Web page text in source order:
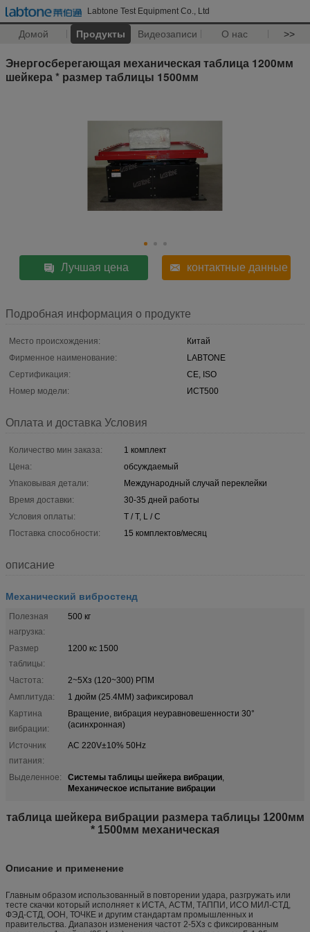
Labtone Test Equipment Co., Ltd
Домой Продукты Видеозаписи О нас >>
Энергосберегающая механическая таблица 1200мм
шейкера * размер таблицы 1500мм
Лучшая цена контактные данные
Подробная информация о продукте
Место происхождения:
Китай
Фирменное наименование:
LABTONE
Сертификация:
CE, ISO
Номер модели:
ИСТ500
Оплата и доставка Условия
Количество мин заказа:
1 комплект
Цена:
обсуждаемый
Упаковывая детали:
Международный случай переклейки
Время доставки:
30-35 дней работы
Условия оплаты:
T / T, L / C
Поставка способности:
15 комплектов/месяц
описание
Механический вибростенд
Полезная
нагрузка:
500 кг
Размер
таблицы:
1200 кс 1500
Частота:
2~5Хз (120~300) РПМ
Амплитуда:
1 дюйм (25.4ММ) зафиксировал
Картина
вибрации:
Вращение, вибрация неуравновешенности 30°
(асинхронная)
Источник
питания:
AC 220V±10% 50Hz
Выделенное: Системы таблицы шейкера вибрации,
Механическое испытание вибрации
таблица шейкера вибрации размера таблицы 1200мм
* 1500мм механическая
Описание и применение
Главным образом использованный в повторении удара, разгружать или
тесте скачки который исполняет к ИСТА, АСТМ, ТАППИ, ИСО МИЛ-СТД,
ФЭД-СТД, ООН, ТОЧКЕ и другим стандартам промышленных и
правительства. Диапазон изменения частот 2-5Хз с фиксированным